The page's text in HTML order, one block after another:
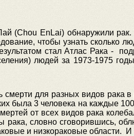
(Chou EnLai) обнаружили
чтобы узнать сколько
стал Атлас Рака -
людей за 1973-1975
для разных видов рака
была 3 человека на каждые
от всех видов рака
рака, словно сговорившись,
и низкораковые области.